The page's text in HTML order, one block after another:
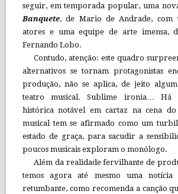
seguir, em temporada popular, uma
Banquete, de Mario de Andrade, com
atores e uma equipe de arte imensa,
Fernando Lobo.
Contudo, atenção: este quadro
alternativos se tornam protagonistas
produção, não se aplica, de jeito
teatro musical. Sublime ironia… Há
histórica notável em cartaz na cena
musical tem se afirmado como um
estado de graça, para sacudir a
poucos musicais exploram o monólogo.
Além da realidade fervilhante de
temos agora até mesmo uma notícia
retumbante, como recomenda a canção